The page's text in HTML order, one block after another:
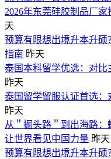
2026年东莞硅胶制品厂
天
预算有限想出境升本升
指南 昨天
泰国本科留学优选：对
昨天
泰国留学留服认证首选
昨天
从＂掘头路＂到出海路：
让世界看见中国力量 昨天
预算有限想出境升本升